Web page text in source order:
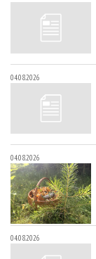
04.08.2026
04.08.2026
04.08.2026